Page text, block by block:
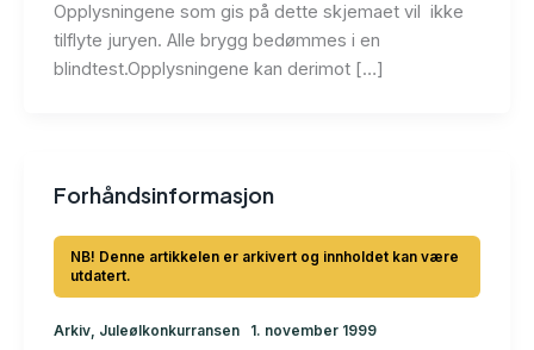
Opplysningene som gis på dette skjemaet vil ikke
tilflyte juryen. Alle brygg bedømmes i en
blindtest.Opplysningene kan derimot […]
Forhåndsinformasjon
Arkiv, Juleølkonkurransen 1. november 1999